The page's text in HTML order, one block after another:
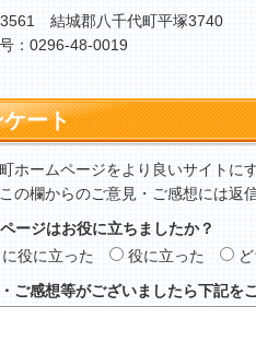
結城郡八千代町平塚3740
：0296-48-0019
ート
ホームページをより良いサイトに
の欄からのご意見・ご感想には返
ージはお役に立ちましたか？
役に立った
役に立った
ご感想等がございましたら下記を